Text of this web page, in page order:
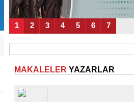
1 2 3 4 5 6 7
MAKALELER YAZARLAR